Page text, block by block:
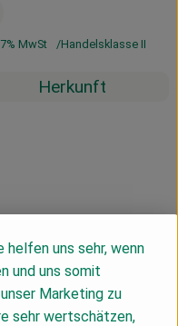
7% MwSt Handelsklasse II
Herkunft
helfen uns sehr, wenn
und uns somit
Marketing zu
sehr wertschätzen,